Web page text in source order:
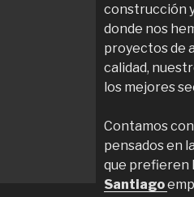
construcción
donde nos
proyectos de
calidad,
los mejores
Contamos
pensados en
que prefieren
Santiago